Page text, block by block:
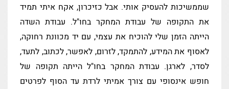
שממשיכות להעסיק אותי. אבל כזיכרון, אקח איתי תמיד
את התקופה של עבודת המחקר בחו"ל. עבודת השדה
הייתה הזמן שלי להוכיח את עצמי, עם יד מכוונת רחוקה,
לאסוף את המידע, להתמקד, לזרום, לאפשר, לכתוב, לתעד,
לסדר, לארגן. עבודת המחקר בחו"ל הייתה תקופה של
חופש אינסופי עם צורך אמיתי לרדת עד הסוף לפרטים